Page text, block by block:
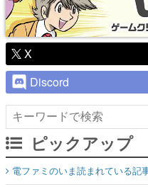
X
Discord
ピックアップ
電ファミのいま読まれている記